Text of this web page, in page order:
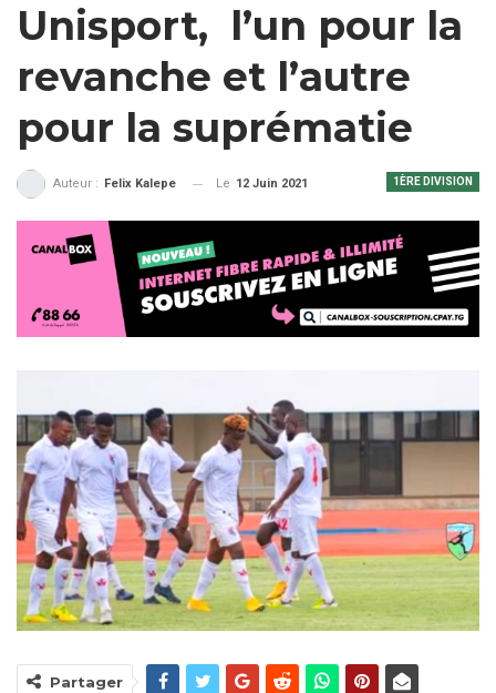
Unisport, l’un pour la
revanche et l’autre
pour la suprématie
1ÈRE DIVISION
Auteur : Felix Kalepe Le 12 Juin 2021
Partager